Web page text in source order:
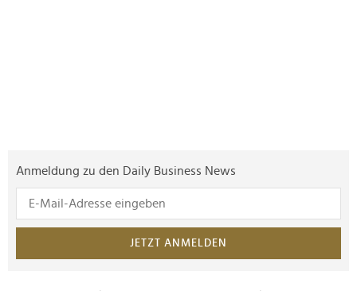
Anmeldung zu den Daily Business News
JETZT ANMELDEN